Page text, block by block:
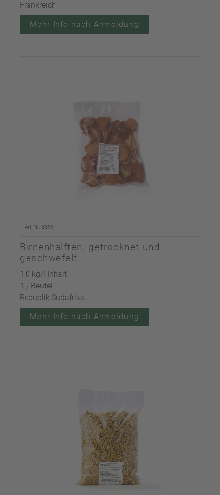
Frankreich
Mehr Info nach Anmeldung
Art-Nr. 8399
Birnenhälften, getrocknet und
geschwefelt
1,0 kg/l Inhalt
1 / Beutel
Republik Südafrika
Mehr Info nach Anmeldung